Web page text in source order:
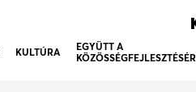
KULTÚRA
EGYÜTT A